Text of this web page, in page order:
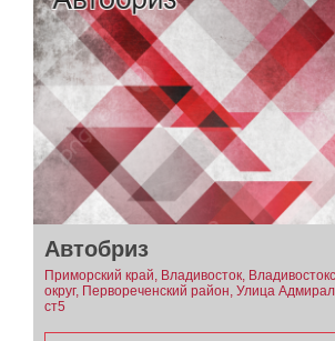
Автобриз
Приморский край, Владивосток,
округ, Первореченский район, Улица
ст5